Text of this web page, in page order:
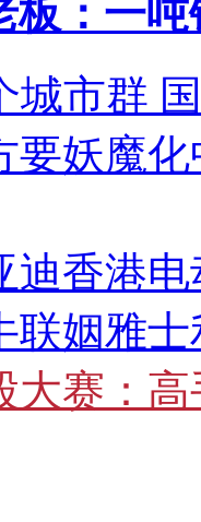
板：一
城市群
要妖魔
迪香港
联姻雅
大赛：高